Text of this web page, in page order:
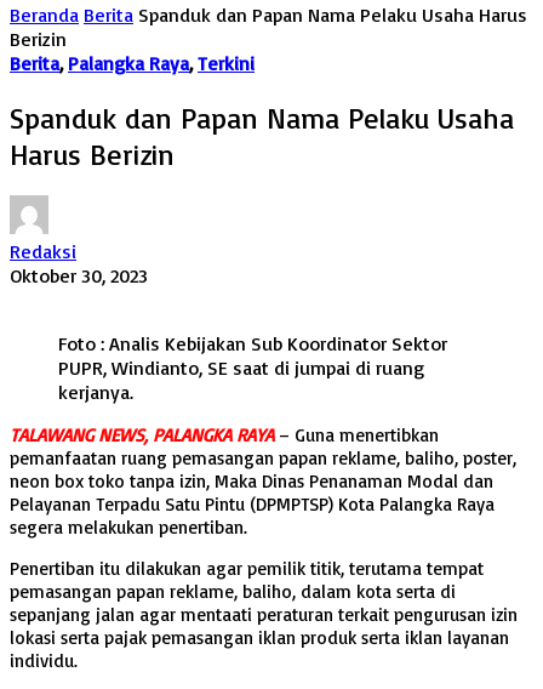
Beranda Berita Spanduk dan Papan Nama Pelaku Usaha Harus
Berizin
Berita, Palangka Raya,Terkini
Spanduk dan Papan Nama Pelaku Usaha
Harus Berizin
Redaksi
Oktober 30, 2023
Foto : Analis Kebijakan Sub Koordinator Sektor
PUPR, Windianto, SE saat di jumpai di ruang
kerjanya.
TALAWANG NEWS, PALANGKA RAYA– Guna menertibkan
pemanfaatan ruang pemasangan papan reklame, baliho, poster,
neon box toko tanpa izin, Maka Dinas Penanaman Modal dan
Pelayanan Terpadu Satu Pintu (DPMPTSP) Kota Palangka Raya
segera melakukan penertiban.
Penertiban itu dilakukan agar pemilik titik, terutama tempat
pemasangan papan reklame, baliho, dalam kota serta di
sepanjang jalan agar mentaati peraturan terkait pengurusan izin
lokasi serta pajak pemasangan iklan produk serta iklan layanan
individu.